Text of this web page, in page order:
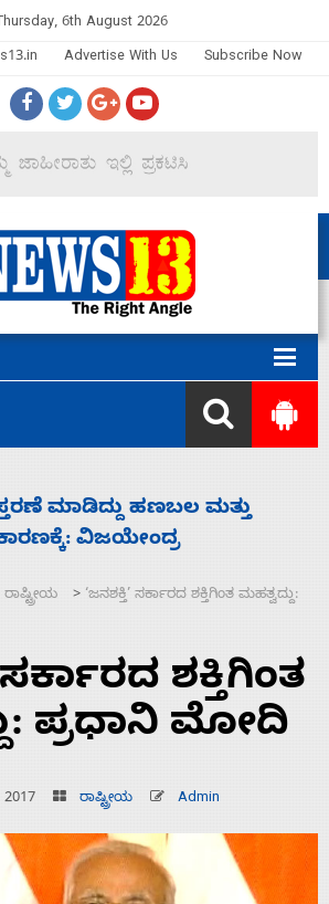
6th August 2026
Advertise With Us Subscribe Now
40 ಲಷ್ಕರ್ ಸದಸ್ಯರನ್ನು ಸದ್ದಿಲ್ಲದೆ
ರಾಷ್ಟ್ರೀಯ > ‘ಜನಶಕ್ತಿ’ ಸರ್ಕಾರದ ಶಕ್ತಿಗಿಂತ ಮಹತ್ವದ್ದು:
ಸರ್ಕಾರದ ಶಕ್ತಿಗಿಂತ
ಪ್ರಧಾನಿ ಮೋದಿ
2017 ರಾಷ್ಟ್ರೀಯ Admin